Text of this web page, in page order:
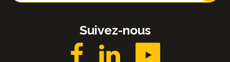
Suivez-nous